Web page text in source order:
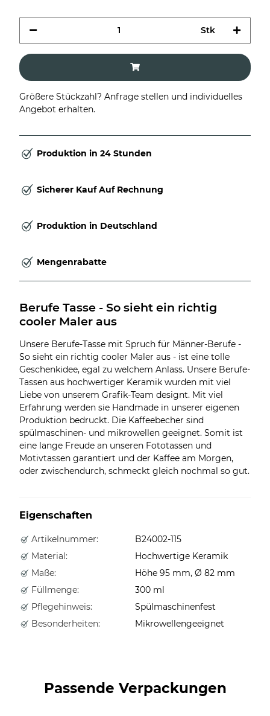
Stk
Größere Stückzahl? Anfrage stellen und individuelles
Angebot erhalten.
Produktion in 24 Stunden
Sicherer Kauf Auf Rechnung
Produktion in Deutschland
Mengenrabatte
Berufe Tasse - So sieht ein richtig
cooler Maler aus
Unsere Berufe-Tasse mit Spruch für Männer-Berufe -
So sieht ein richtig cooler Maler aus - ist eine tolle
Geschenkidee, egal zu welchem Anlass. Unsere Berufe-
Tassen aus hochwertiger Keramik wurden mit viel
Liebe von unserem Grafik-Team designt. Mit viel
Erfahrung werden sie Handmade in unserer eigenen
Produktion bedruckt. Die Kaffeebecher sind
spülmaschinen- und mikrowellen geeignet. Somit ist
eine lange Freude an unseren Fototassen und
Motivtassen garantiert und der Kaffee am Morgen,
oder zwischendurch, schmeckt gleich nochmal so gut.
Eigenschaften
Artikelnummer:
B24002-115
Material:
Hochwertige Keramik
Maße:
Höhe 95 mm, Ø 82 mm
Füllmenge:
300 ml
Pflegehinweis:
Spülmaschinenfest
Besonderheiten:
Mikrowellengeeignet
Passende Verpackungen